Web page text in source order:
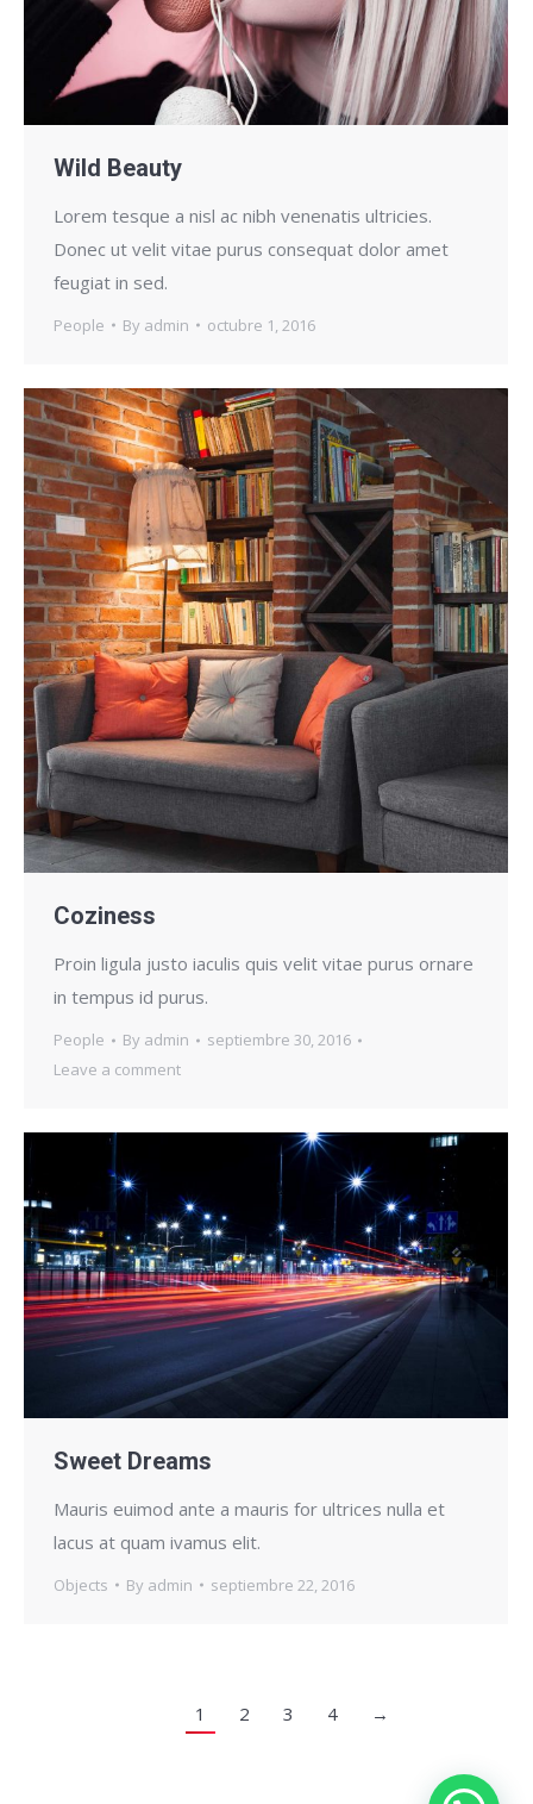
Wild Beauty
Lorem tesque a nisl ac nibh venenatis ultricies.
Donec ut velit vitae purus consequat dolor amet
feugiat in sed.
People By admin octubre 1, 2016
Coziness
Proin ligula justo iaculis quis velit vitae purus ornare
in tempus id purus.
People By admin
septiembre 30, 2016
Leave a comment
Sweet Dreams
Mauris euimod ante a mauris for ultrices nulla et
lacus at quam ivamus elit.
Objects By admin septiembre 22, 2016
1 2 3 4 →